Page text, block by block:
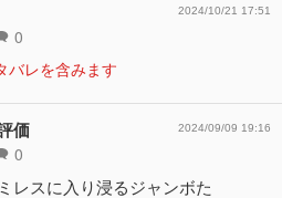
0
2024/10/21 17:51
バレを含みます
価
0
2024/09/09 19:16
レスに入り浸るジャンボた